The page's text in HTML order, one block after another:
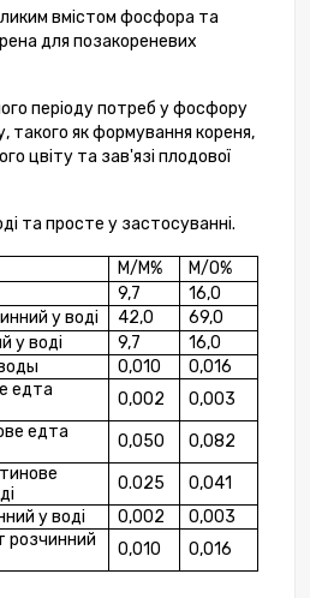
вмістом фосфора та
для позакореневих
періоду потреб у фосфору
такого як формування кореня,
цвіту та зав'язі плодової
та просте у застосуванні.
М/М%
М/О%
9,7
16,0
у воді 42,0
69,0
у воді
9,7
16,0
0,010
0,016
едта
0,002
0,003
едта
0,050
0,082
0.025 0,041
у воді 0,002
0,003
розчинний
0,010 0,016